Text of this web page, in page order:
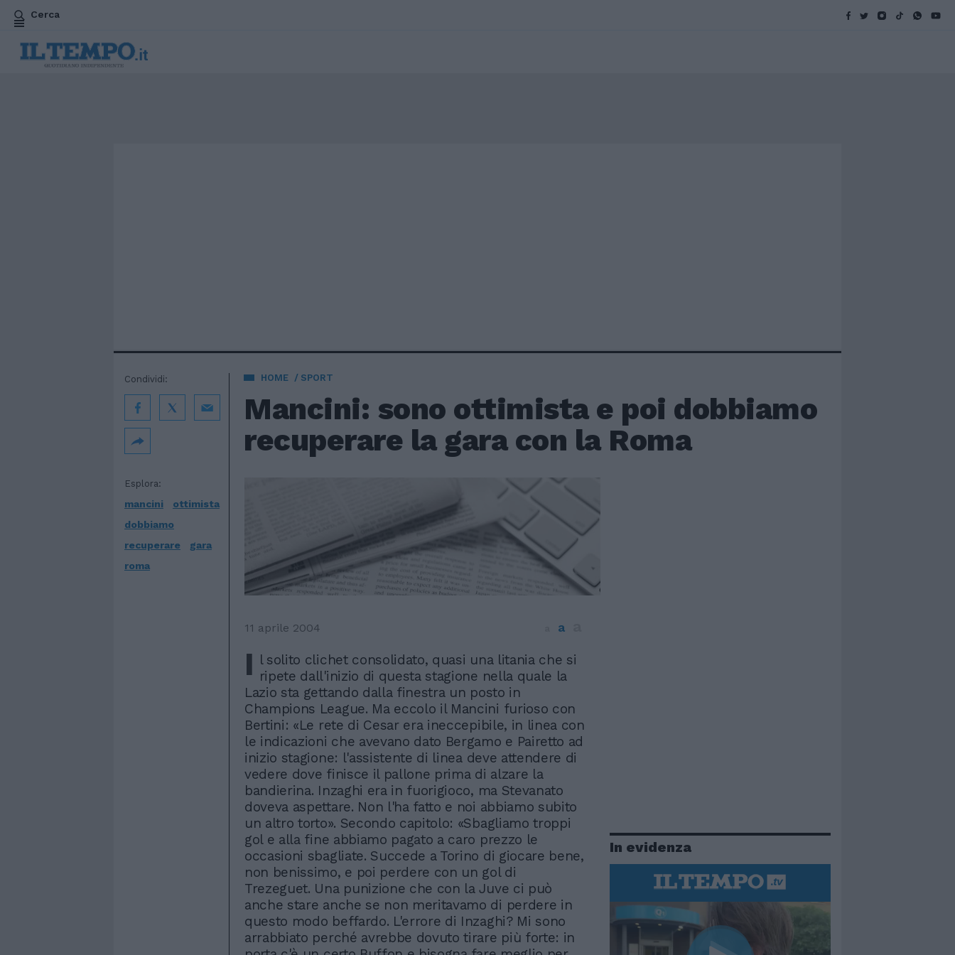
Cerca
HOME SPORT
Mancini: sono ottimista e poi dobbiamo
recuperare la gara con la Roma
Esplora:
mancini
ottimista
dobbiamo
recuperare
gara
roma
Condividi:
11 aprile 2004 a
I l solito clichet consolidato, quasi una litania che si
ripete dall'inizio di questa stagione nella quale la
Lazio sta gettando dalla finestra un posto in
Champions League. Ma eccolo il Mancini furioso con
Bertini: «Le rete di Cesar era ineccepibile, in linea con
le indicazioni che avevano dato Bergamo e Pairetto ad
inizio stagione: l'assistente di linea deve attendere di
vedere dove finisce il pallone prima di alzare la
bandierina. Inzaghi era in fuorigioco, ma Stevanato
doveva aspettare. Non l'ha fatto e noi abbiamo subito
un altro torto». Secondo capitolo: «Sbagliamo troppi
gol e alla fine abbiamo pagato a caro prezzo le
occasioni sbagliate. Succede a Torino di giocare bene,
non benissimo, e poi perdere con un gol di
Trezeguet. Una punizione che con la Juve ci può
anche stare anche se non meritavamo di perdere in
questo modo beffardo. L'errore di Inzaghi? Mi sono
arrabbiato perché avrebbe dovuto tirare più forte: in
In evidenza